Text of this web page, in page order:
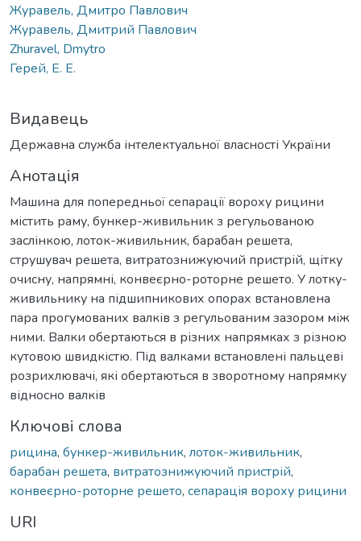
Журавель, Дмитро Павлович
Журавель, Дмитрий Павлович
Zhuravel, Dmytro
Герей, Е. Е.
Видавець
Державна служба інтелектуальної власності України
Анотація
Машина для попередньої сепарації вороху рицини
містить раму, бункер-живильник з регульованою
заслінкою, лоток-живильник, барабан решета,
cтрушувач решета, витратознижуючий пристрій, щітку
очисну, напрямні, конвеєрно-роторне решето. У лотку-
живильнику на підшипникових опорах встановлена
пара прогумованих валків з регульованим зазором між
ними. Валки обертаються в різних напрямках з різною
кутовою швидкістю. Під валками встановлені пальцеві
розрихлювачі, які обертаються в зворотному напрямку
відносно валків
Ключові слова
рицина, бункер-живильник, лоток-живильник,
барабан решета, витратознижуючий пристрій,
конвеєрно-роторне решето, сепарація вороху рицини
URI